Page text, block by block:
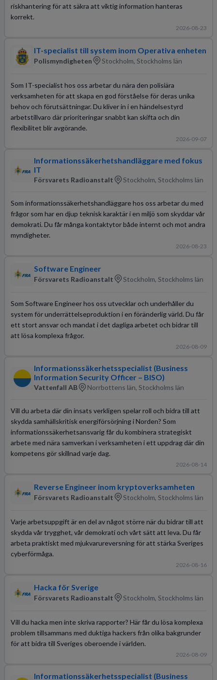
riskhantering för att säkra att viktig information hanteras
korrekt.
2026-08-23
IT-specialist till system inom Operativa enheten
Polismyndigheten Stockholm, Stockholms län
Som IT-specialist hos oss arbetar du nära den polisiära
verksamheten för att skapa en god förståelse för deras unika
behov och förutsättningar. Du kliver in i en händelsestyrd
arbetstillvaro där prioriteringar snabbt kan skifta och din
flexibilitet blir avgörande.
2026-09-07
Informationssäkerhetshandläggare med fokus
IT
Försvarets Radioanstalt Stockholm, Stockholms län
Som informationssäkerhetshandläggare hos oss arbetar du med
frågor som har en djup teknisk karaktär i en miljö som skyddar vår
demokrati. Du får många kontaktytor både internt och mot andra
myndigheter.
2026-08-23
Software Engineer
Försvarets Radioanstalt Stockholm, Stockholms län
Som Software Engineer hos oss utvecklar och underhåller du
system för underrättelseproduktion i en föränderlig värld. Du får
ett stort ansvar och mandat i det dagliga arbetet och bidrar till
att lösa komplexa frågor.
2026-08-09
Informationssäkerhetsspecialist (Business
Information Security Officer – BISO)
Vattenfall AB Norrbottens län, Stockholms län
Vill du arbeta där din insats verkligen spelar roll och bidra till att
skydda samhällskritisk energiförsörjning i Norden? Som
informationssäkerhetsansvarig får du kombinera strategiskt
arbete med nära samverkan i verksamheten i ett uppdrag där din
kompetens gör skillnad varje dag.
2026-08-14
Reverse Engineer inom kryptoverksamheten
Försvarets Radioanstalt Stockholm, Stockholms län
Varje arbetsuppgift är en del av något större när du bidrar till att
skydda vår trygghet, vår demokrati och vårt sätt att leva. Du får
arbeta praktiskt med mjukvarureversning för att stärka Sveriges
cyberförmåga.
2026-08-16
Hacka för Sverige
Försvarets Radioanstalt Stockholm, Stockholms län
Vill du hacka men inte skriva rapporter? Här får du lösa komplexa
problem tillsammans med duktiga hackers från olika bakgrunder
för att bidra till Sveriges oberoende i världen.
2026-08-09
Informationssäkerhetsspecialist (Business